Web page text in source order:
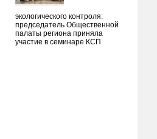
экологического контроля:
председатель Общественной
палаты региона приняла
участие в семинаре КСП